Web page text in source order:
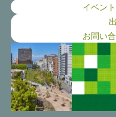
イベン
お問い